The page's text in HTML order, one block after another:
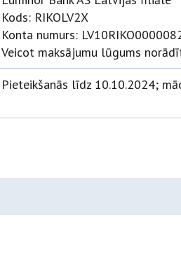
Kods: RIKOLV2X
Konta numurs:
Veicot maksājumu lūgums
Pieteikšanās līdz 10.10.2024;